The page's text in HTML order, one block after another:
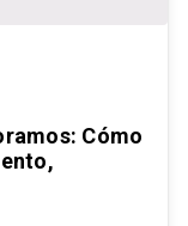
Cómo